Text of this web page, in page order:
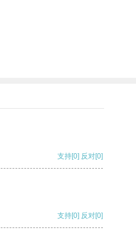
支持[0] 反对[0]
支持[0] 反对[0]